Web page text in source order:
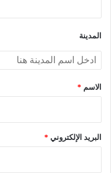
المدينة
الاسم *
البريد الإلكتروني *